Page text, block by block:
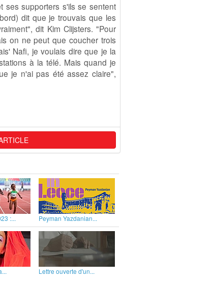
ses supporters s'ils se sentent
dit que je trouvais que les
dit Kim Clijsters. "Pour
on ne peut que coucher trois
Nafi, je voulais dire que je la
à la télé. Mais quand je
je n'ai pas été assez claire",
:... Peyman Yazdanian...
Lettre ouverte d'un...